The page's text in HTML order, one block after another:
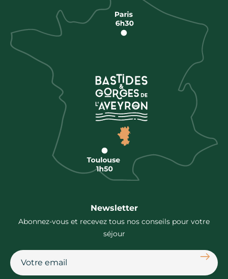
Newsletter
Abonnez-vous et recevez tous nos conseils pour votre
séjour